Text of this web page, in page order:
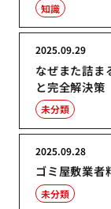
知識
なぜまた詰ま
と完全解決策
2025.09.29
未分類
ゴミ屋敷業者
2025.09.28
未分類